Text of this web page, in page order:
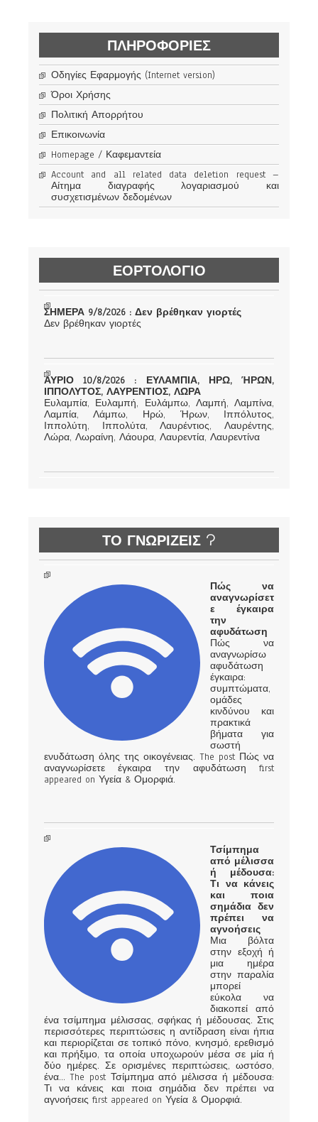
ΠΛΗΡΟΦΟΡΊΕΣ
Οδηγίες Εφαρμογής (Internet version)
Όροι Χρήσης
Πολιτική Απορρήτου
Επικοινωνία
Homepage / Καφεμαντεία
Account and all related data deletion request –
Αίτημα διαγραφής λογαριασμού και
συσχετισμένων δεδομένων
ΕΟΡΤΟΛΟΓΙΟ
ΣΗΜΕΡΑ 9/8/2026 : Δεν βρέθηκαν γιορτές
Δεν βρέθηκαν γιορτές
ΑΥΡΙΟ 10/8/2026 : ΕΥΛΑΜΠΙΑ, ΗΡΩ, ΉΡΩΝ,
ΙΠΠΟΛΥΤΟΣ, ΛΑΥΡΕΝΤΙΟΣ, ΛΩΡΑ
Ευλαμπία, Ευλαμπή, Ευλάμπω, Λαμπή, Λαμπίνα,
Λαμπία, Λάμπω, Ηρώ, Ήρων, Ιππόλυτος,
Ιππολύτη, Ιππολύτα, Λαυρέντιος, Λαυρέντης,
Λώρα, Λωραίνη, Λάουρα, Λαυρεντία, Λαυρεντίνα
ΤΟ ΓΝΩΡΙΖΕΙΣ ?
Πώς να
αναγνωρίσετ
ε έγκαιρα
την
αφυδάτωση
Πώς να
αναγνωρίσω
αφυδάτωση
έγκαιρα:
συμπτώματα,
ομάδες
κινδύνου και
πρακτικά
βήματα για
σωστή
ενυδάτωση όλης της οικογένειας. The post Πώς να
αναγνωρίσετε έγκαιρα την αφυδάτωση first
appeared on Υγεία & Ομορφιά.
Τσίμπημα
από μέλισσα
ή μέδουσα:
Τι να κάνεις
και ποια
σημάδια δεν
πρέπει να
αγνοήσεις
Μια βόλτα
στην εξοχή ή
μια ημέρα
στην παραλία
μπορεί
εύκολα να
διακοπεί από
ένα τσίμπημα μέλισσας, σφήκας ή μέδουσας. Στις
περισσότερες περιπτώσεις η αντίδραση είναι ήπια
και περιορίζεται σε τοπικό πόνο, κνησμό, ερεθισμό
και πρήξιμο, τα οποία υποχωρούν μέσα σε μία ή
δύο ημέρες. Σε ορισμένες περιπτώσεις, ωστόσο,
ένα... The post Τσίμπημα από μέλισσα ή μέδουσα:
Τι να κάνεις και ποια σημάδια δεν πρέπει να
αγνοήσεις first appeared on Υγεία & Ομορφιά.